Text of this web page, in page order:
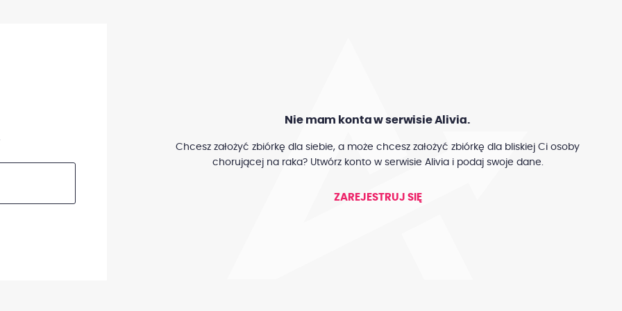
Nie mam konta w serwisie Alivia.
Chcesz założyć zbiórkę dla siebie, a może chcesz założyć zbiórkę dla bliskiej Ci osoby
chorującej na raka? Utwórz konto w serwisie Alivia i podaj swoje dane.
ZAREJESTRUJ SIĘ